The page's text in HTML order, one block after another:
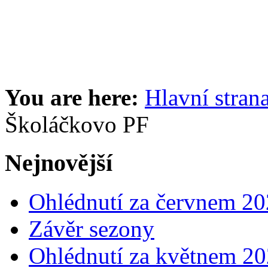
You are here: Hlavní
Školáčkovo PF
Nejnovější
Ohlédnutí za červnem
Závěr sezony
Ohlédnutí za květnem